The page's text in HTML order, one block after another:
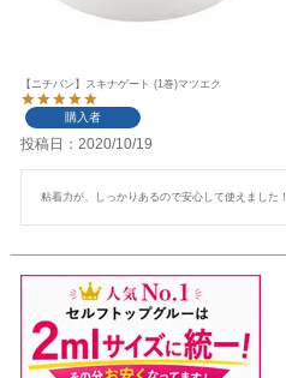
【ニチバン】スキナゲート (1巻)マツエク
購入者
投稿日 2020/10/19
粘着力が、しっかりあるので安心して使えました！